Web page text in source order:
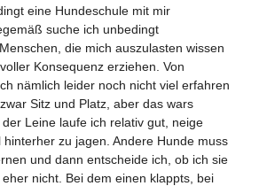
eine Hundeschule mit mir
suche ich unbedingt
die mich auszulasten wissen
Konsequenz erziehen. Von
nämlich leider noch nicht viel erfahren
Sitz und Platz, aber das wars
Leine laufe ich relativ gut, neige
zu jagen. Andere Hunde muss
und dann entscheide ich, ob ich sie
nicht. Bei dem einen klappts, bei